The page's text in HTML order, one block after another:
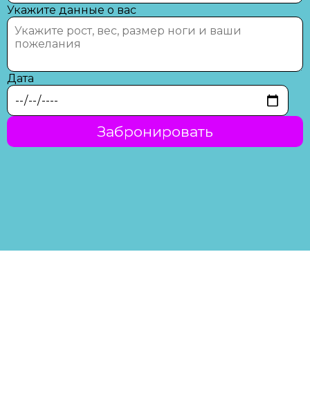
Укажите данные о вас
Дата
Забронировать